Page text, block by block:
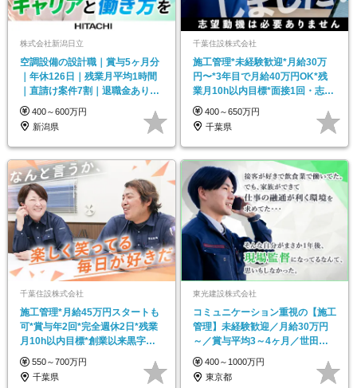
株式会社新潟日立
空調設備の設計職｜賞与5ヶ月分
｜年休126日｜残業月平均1時間
｜直請け案件7割｜退職金あり｜
フレックスあり
400～600万円
新潟県
千葉住設株式会社
施工管理*未経験歓迎*月給30万
円〜*3年目で月給40万円OK*残
業月10h以内目標*面接1回・志望
動機不問
400～650万円
千葉県
千葉住設株式会社
施工管理*月給45万円スタートも
可*賞与年2回*完全週休2日*残業
月10h以内目標*創業以来黒字経
営【千葉】
550～700万円
千葉県
東光建設株式会社
コミュニケーション重視の【施工
管理】未経験歓迎／月給30万円
～／賞与平均3～4ヶ月／世田谷
エリア中心の安定企業
400～1000万円
東京都